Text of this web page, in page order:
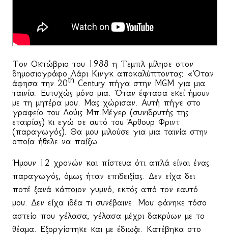
Τον Οκτώβριο του 1988 η Τεμπλ μίλησε στον
δημοσιογράφο Λάρι Κινγκ αποκαλύπτοντας: «Όταν
άφησα την 20th Century πήγα στην MGM για μια
ταινία. Ευτυχώς μόνο μια. Όταν έφτασα εκεί ήμουν
με τη μητέρα μου. Μας χώρισαν. Αυτή πήγε στο
γραφείο του Λούις Μπ.Μέγερ (συνιδρυτής της
εταιρίας) κι εγώ σε αυτό του Άρθουρ Φριντ
(παραγωγός). Θα μου μιλούσε για μια ταινία στην
οποία ήθελε να παίξω.
Ήμουν 12 χρονών και πίστευα ότι απλά είναι ένας
παραγωγός, όμως ήταν επιδειξίας. Δεν είχα δει
ποτέ ξανά κάποιον γυμνό, εκτός από τον εαυτό
μου. Δεν είχα ιδέα τι συνέβαινε. Μου φάνηκε τόσο
αστείο που γέλασα, γέλασα μέχρι δακρύων με το
θέαμα. Εξοργίστηκε και με έδιωξε. Κατέβηκα στο